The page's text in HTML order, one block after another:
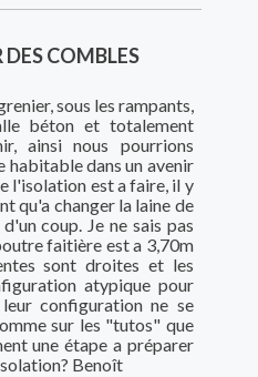
COMBLES
sous les rampants,
béton et totalement
ainsi nous pourrions
habitable dans un avenir
l'isolation est a faire, il y
qu'a changer la laine de
coup. Je ne sais pas
faitière est a 3,70m
sont droites et les
atypique pour
configuration ne se
sur les "tutos" que
une étape a préparer
Benoît